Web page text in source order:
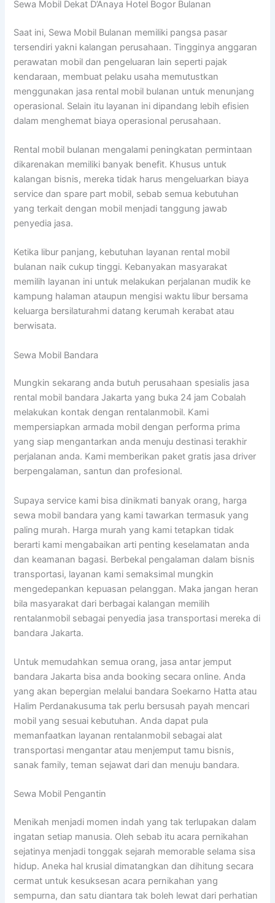
Sewa Mobil Dekat D’Anaya Hotel Bogor Bulanan
Saat ini, Sewa Mobil Bulanan memiliki pangsa pasar
tersendiri yakni kalangan perusahaan. Tingginya anggaran
perawatan mobil dan pengeluaran lain seperti pajak
kendaraan, membuat pelaku usaha memutustkan
menggunakan jasa rental mobil bulanan untuk menunjang
operasional. Selain itu layanan ini dipandang lebih efisien
dalam menghemat biaya operasional perusahaan.
Rental mobil bulanan mengalami peningkatan permintaan
dikarenakan memiliki banyak benefit. Khusus untuk
kalangan bisnis, mereka tidak harus mengeluarkan biaya
service dan spare part mobil, sebab semua kebutuhan
yang terkait dengan mobil menjadi tanggung jawab
penyedia jasa.
Ketika libur panjang, kebutuhan layanan rental mobil
bulanan naik cukup tinggi. Kebanyakan masyarakat
memilih layanan ini untuk melakukan perjalanan mudik ke
kampung halaman ataupun mengisi waktu libur bersama
keluarga bersilaturahmi datang kerumah kerabat atau
berwisata.
Sewa Mobil Bandara
Mungkin sekarang anda butuh perusahaan spesialis jasa
rental mobil bandara Jakarta yang buka 24 jam Cobalah
melakukan kontak dengan rentalanmobil. Kami
mempersiapkan armada mobil dengan performa prima
yang siap mengantarkan anda menuju destinasi terakhir
perjalanan anda. Kami memberikan paket gratis jasa driver
berpengalaman, santun dan profesional.
Supaya service kami bisa dinikmati banyak orang, harga
sewa mobil bandara yang kami tawarkan termasuk yang
paling murah. Harga murah yang kami tetapkan tidak
berarti kami mengabaikan arti penting keselamatan anda
dan keamanan bagasi. Berbekal pengalaman dalam bisnis
transportasi, layanan kami semaksimal mungkin
mengedepankan kepuasan pelanggan. Maka jangan heran
bila masyarakat dari berbagai kalangan memilih
rentalanmobil sebagai penyedia jasa transportasi mereka di
bandara Jakarta.
Untuk memudahkan semua orang, jasa antar jemput
bandara Jakarta bisa anda booking secara online. Anda
yang akan bepergian melalui bandara Soekarno Hatta atau
Halim Perdanakusuma tak perlu bersusah payah mencari
mobil yang sesuai kebutuhan. Anda dapat pula
memanfaatkan layanan rentalanmobil sebagai alat
transportasi mengantar atau menjemput tamu bisnis,
sanak family, teman sejawat dari dan menuju bandara.
Sewa Mobil Pengantin
Menikah menjadi momen indah yang tak terlupakan dalam
ingatan setiap manusia. Oleh sebab itu acara pernikahan
sejatinya menjadi tonggak sejarah memorable selama sisa
hidup. Aneka hal krusial dimatangkan dan dihitung secara
cermat untuk kesuksesan acara pernikahan yang
sempurna, dan satu diantara tak boleh lewat dari perhatian